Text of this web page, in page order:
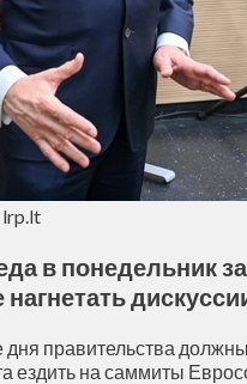
lrp.lt
в понедельник
дня правительства
ездить на саммиты